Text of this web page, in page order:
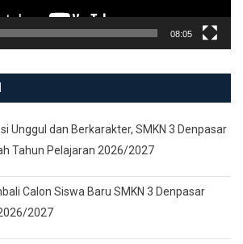
08:05
Unggul dan Berkarakter, SMKN 3 Denpasar
Tahun Pelajaran 2026/2027
Calon Siswa Baru SMKN 3 Denpasar
2027